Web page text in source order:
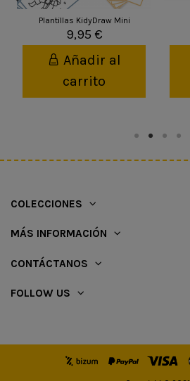
Plantillas KidyDraw Mini
9,95 €
Añadir al
carrito
COLECCIONES
MÁS INFORMACIÓN
CONTÁCTANOS
FOLLOW US